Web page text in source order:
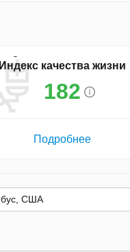
Индекс качества жизни
182
Подробнее